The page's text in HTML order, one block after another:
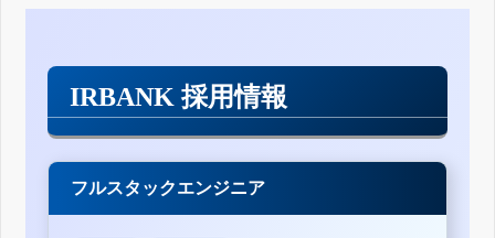
IRBANK 採用情報
フルスタックエンジニア